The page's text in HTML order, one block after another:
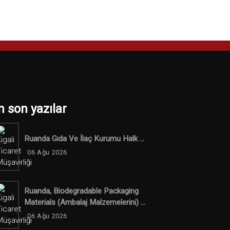
son yazılar
Ruanda Gıda Ve İlaç Kurumu Halk ...
06 Ağu 2026
Ruanda, Biodegradable Packaging
Materials (ambalaj Malzemelerini) ...
06 Ağu 2026